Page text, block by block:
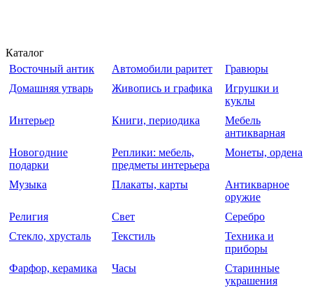
Каталог
Восточный антик
Автомобили раритет
Гравюры
Домашняя утварь
Живопись и графика
Игрушки и
куклы
Интерьер
Книги, периодика
Мебель
антикварная
Новогодние
подарки
Реплики: мебель,
предметы интерьера
Монеты, ордена
Музыка Плакаты, карты
Антикварное
оружие
Религия
Свет
Серебро
Стекло, хрусталь
Текстиль
Техника и
приборы
Фарфор, керамика
Часы
Старинные
украшения